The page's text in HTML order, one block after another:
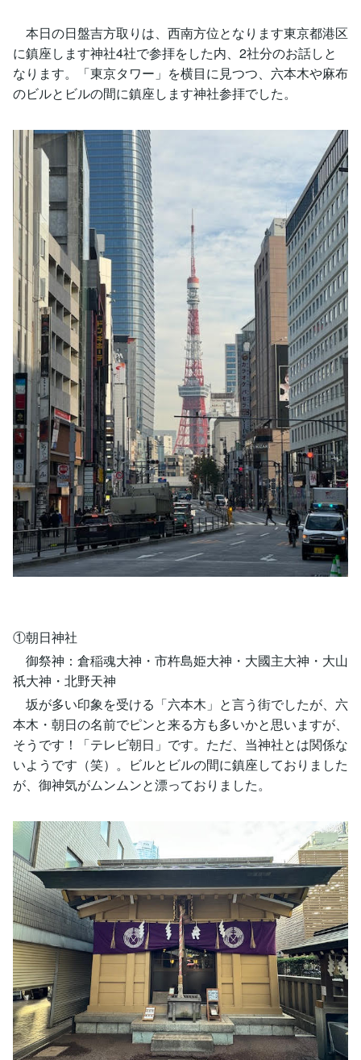
本日の日盤吉方取りは、西南方位となります東京都港区
に鎮座します神社4社で参拝をした内、2社分のお話しと
なります。「東京タワー」を横目に見つつ、六本木や麻布
のビルとビルの間に鎮座します神社参拝でした。
①朝日神社
御祭神：倉稲魂大神・市杵島姫大神・大國主大神・大山
祇大神・北野天神
坂が多い印象を受ける「六本木」と言う街でしたが、六
本木・朝日の名前でピンと来る方も多いかと思いますが、
そうです！「テレビ朝日」です。ただ、当神社とは関係な
いようです（笑）。ビルとビルの間に鎮座しておりました
が、御神気がムンムンと漂っておりました。